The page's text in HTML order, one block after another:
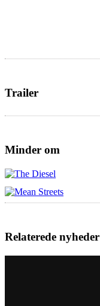
Trailer
Minder om
Relaterede nyheder